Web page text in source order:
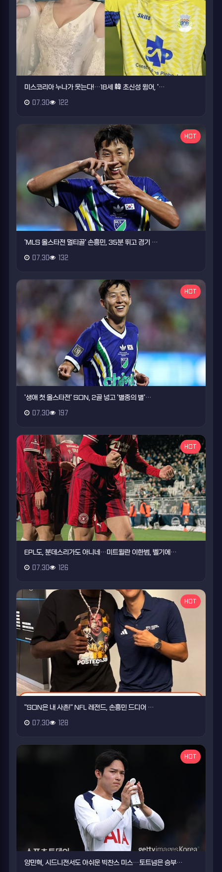
미스코리아 누나가 웃는다!…18세 韓 초신성 윙어, '…
07.30 122
HOT
'MLS 올스타전 멀티골' 손흥민, 35분 뛰고 경기 …
07.30 132
HOT
'생애 첫 올스타전' SON, 2골 넣고 '별중의 별'…
07.30 197
HOT
EPL도, 분데스리가도 아니네…미트윌란 이한범, 벨기에…
07.30 126
HOT
"SON은 내 사촌!" NFL 레전드, 손흥민 드디어 …
07.30 128
HOT
양민혁, 시드니전서도 아쉬운 빅찬스 미스…토트넘은 승부…